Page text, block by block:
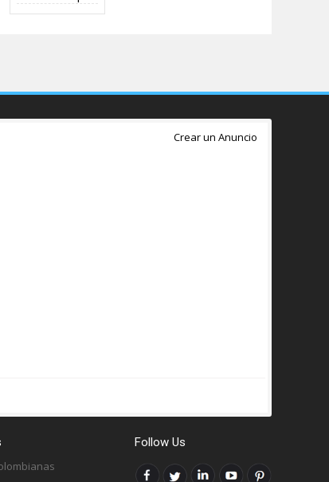
Crear un Anuncio
Follow Us